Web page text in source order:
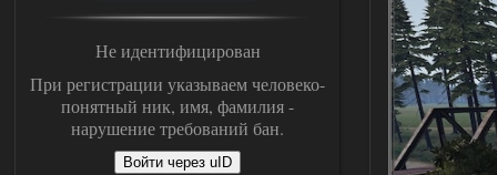
Не идентифицирован
При регистрации указываем человеко-
понятный ник, имя, фамилия -
нарушение требований бан.
Войти через uID